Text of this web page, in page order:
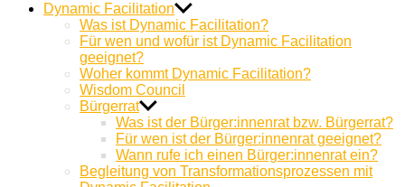
Facilitation
Dynamic Facilitation
Was ist Dynamic Facilitation?
Für wen und wofür ist Dynamic Facilitation
geeignet?
Woher kommt Dynamic Facilitation?
Wisdom Council
Bürgerrat
Was ist der Bürger:innenrat bzw. Bürgerrat?
Für wen ist der Bürger:innenrat geeignet?
Wann rufe ich einen Bürger:innenrat ein?
Begleitung von Transformationsprozessen mit